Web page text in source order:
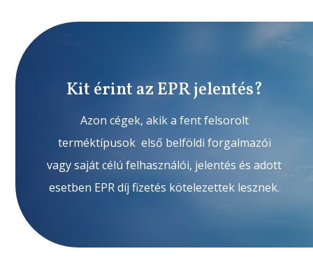
Kit érint az EPR jelentés?
Azon cégek, akik a fent felsorolt
terméktípusok első belföldi forgalmazói
vagy saját célú felhasználói, jelentés és adott
esetben EPR díj fizetés kötelezettek lesznek.